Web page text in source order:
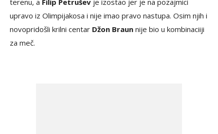
terenu, a Filip Petrušev je izostao jer je na pozajmici
upravo iz Olimpijakosa i nije imao pravo nastupa. Osim njih i
novopridošli krilni centar Džon Braun nije bio u kombinaciiji
za meč.